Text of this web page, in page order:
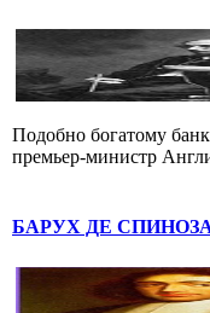
Подобно богатому
премьер-министр
БАРУХ ДЕ